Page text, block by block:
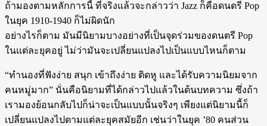
ถ้ามองตามหลักการนี้ ที่จริงแล้วจะกล่าวว่า Jazz ก็คือดนตรี Pop
ในยุค 1910-1940 ก็ไม่ผิดนัก
อย่างไรก็ตาม มันมีนิยามบางอย่างที่เป็นจุดร่วมของดนตรี Pop
ในแต่ละยุคอยู่ ไม่ว่ามันจะเปลี่ยนแปลงไปเป็นแบบไหนก็ตาม
“ทำนองที่ฟังง่าย สนุก เข้าถึงง่าย ติดหู และได้รับความนิยมจาก
คนหมู่มาก” นั่นคือนิยามที่ได้กล่าวไปแล้วในต้นบทความ ซึ่งถ้า
เรามองย้อนกลับไปก็น่าจะเป็นแบบนั้นจริงๆ เพียงแต่นิยามนี้ก็
เปลี่ยนแปลงไปตามแต่ละยุคสมัยอีก เช่นว่าในยุค ’80 คนส่วน